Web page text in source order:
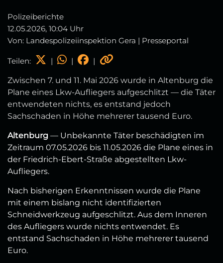
Polizeiberichte
12.05.2026, 10:04 Uhr
Von: Landespolizeiinspektion Gera | Presseportal
Teilen: | | |
Zwischen 7. und 11. Mai 2026 wurde in Altenburg die
Plane eines Lkw-Aufliegers aufgeschlitzt — die Täter
entwendeten nichts, es entstand jedoch
Sachschaden in Höhe mehrerer tausend Euro.
Altenburg — Unbekannte Täter beschädigten im
Zeitraum 07.05.2026 bis 11.05.2026 die Plane eines in
der Friedrich-Ebert-Straße abgestellten Lkw-
Aufliegers.
Nach bisherigen Erkenntnissen wurde die Plane
mit einem bislang nicht identifizierten
Schneidwerkzeug aufgeschlitzt. Aus dem Inneren
des Aufliegers wurde nichts entwendet. Es
entstand Sachschaden in Höhe mehrerer tausend
Euro.